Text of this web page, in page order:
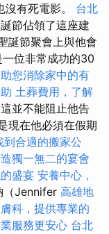
有死電影。 台北
節佔領了這座建
誕節聚會上與他會
位非常成功的30
您消除家中的有
土葬費用，了解
並不能阻止他告
現在他必須在假期
到合適的搬家公
獨一無二的宴會
盛宴 安養中心，
（Jennifer 高雄地
科，提供專業的
服務更安心 台北